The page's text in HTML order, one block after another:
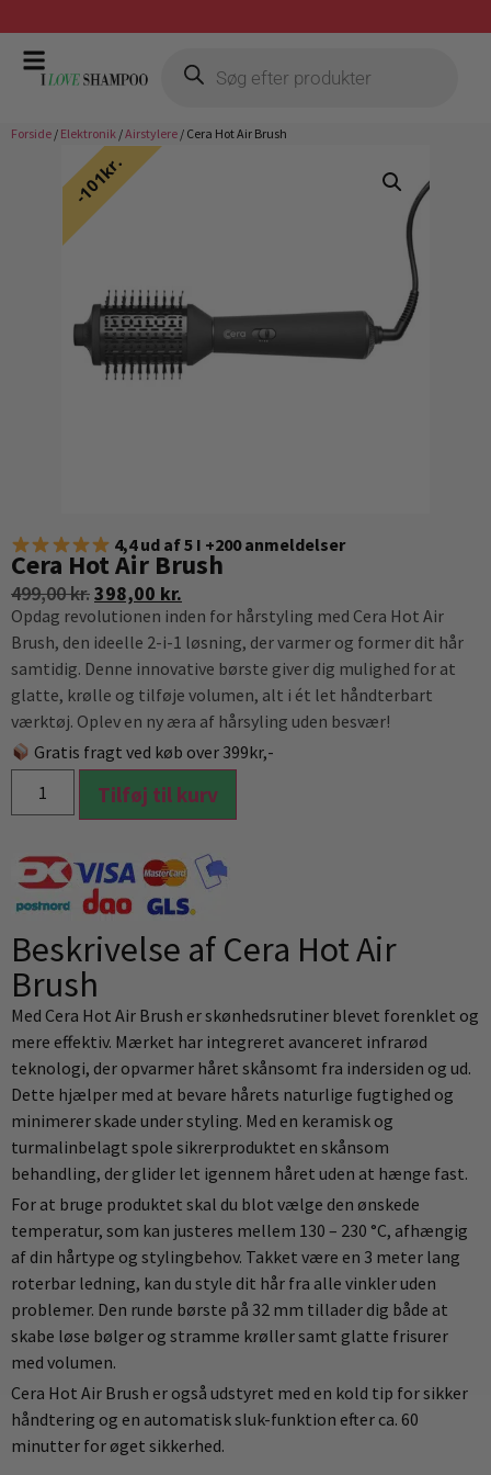
Prismatch mod billigste forhandler
Forside / Elektronik /Airstylere / Cera Hot Air Brush
4,4 ud af 5 I +200 anmeldelser
Cera Hot Air Brush
499,00kr.398,00 kr.
Opdag revolutionen inden for hårstyling med Cera Hot Air
Brush, den ideelle 2-i-1 løsning, der varmer og former dit hår
samtidig. Denne innovative børste giver dig mulighed for at
glatte, krølle og tilføje volumen, alt i ét let håndterbart
værktøj. Oplev en ny æra af hårsyling uden besvær!
Gratis fragt ved køb over 399kr,-
Tilføj til kurv
Beskrivelse af Cera Hot Air
Brush
Med Cera Hot Air Brush er skønhedsrutiner blevet forenklet og
mere effektiv. Mærket har integreret avanceret infrarød
teknologi, der opvarmer håret skånsomt fra indersiden og ud.
Dette hjælper med at bevare hårets naturlige fugtighed og
minimerer skade under styling. Med en keramisk og
turmalinbelagt spole sikrerproduktet en skånsom
behandling, der glider let igennem håret uden at hænge fast.
For at bruge produktet skal du blot vælge den ønskede
temperatur, som kan justeres mellem 130 – 230 °C, afhængig
af din hårtype og stylingbehov. Takket være en 3 meter lang
roterbar ledning, kan du style dit hår fra alle vinkler uden
problemer. Den runde børste på 32 mm tillader dig både at
skabe løse bølger og stramme krøller samt glatte frisurer
med volumen.
Cera Hot Air Brush er også udstyret med en kold tip for sikker
håndtering og en automatisk sluk-funktion efter ca. 60
minutter for øget sikkerhed.
101kr.